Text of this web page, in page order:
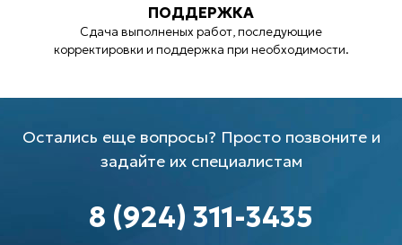
ПОДДЕРЖКА
Сдача выполненых работ, последующие
корректировки и поддержка при необходимости.
Остались еще вопросы? Просто позвоните и
задайте их специалистам
8 (924) 311-3435